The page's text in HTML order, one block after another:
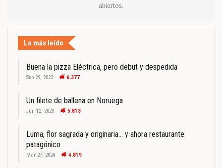
abiertos.
Lo más leído
Buena la pizza Eléctrica, pero debut y despedida
Sep 29, 2023 6.377
Un filete de ballena en Noruega
Jun 12, 2023 5.813
Luma, flor sagrada y originaria… y ahora restaurante
patagónico
Mar 27, 2024 4.819